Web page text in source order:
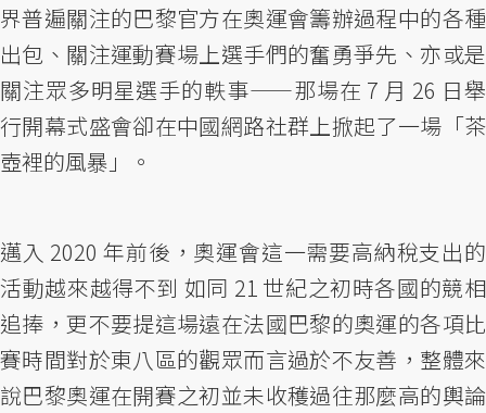
界普遍關注的巴黎官方在奧運會籌辦過程中的各種
出包、關注運動賽場上選手們的奮勇爭先、亦或是
關注眾多明星選手的軼事——那場在 7 月 26 日舉
行開幕式盛會卻在中國網路社群上掀起了一場「茶
壺裡的風暴」。
邁入 2020 年前後，奧運會這一需要高納稅支出的
活動越來越得不到 如同 21 世紀之初時各國的競相
追捧，更不要提這場遠在法國巴黎的奧運的各項比
賽時間對於東八區的觀眾而言過於不友善，整體來
說巴黎奧運在開賽之初並未收穫過往那麼高的輿論